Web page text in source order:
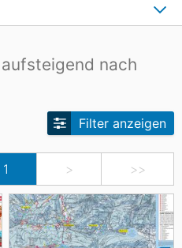
nach
1 > >>
Filter anzeigen